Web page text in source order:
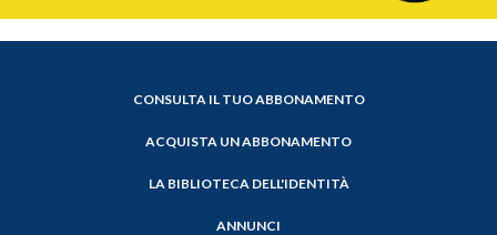
CONSULTA IL TUO ABBONAMENTO
ACQUISTA UN ABBONAMENTO
LA BIBLIOTECA DELL'IDENTITÀ
ANNUNCI